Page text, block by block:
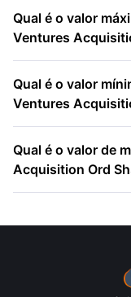
Qual é o valor
Ventures
Qual é o valor
Ventures
Qual é o valor de
Acquisition Ord